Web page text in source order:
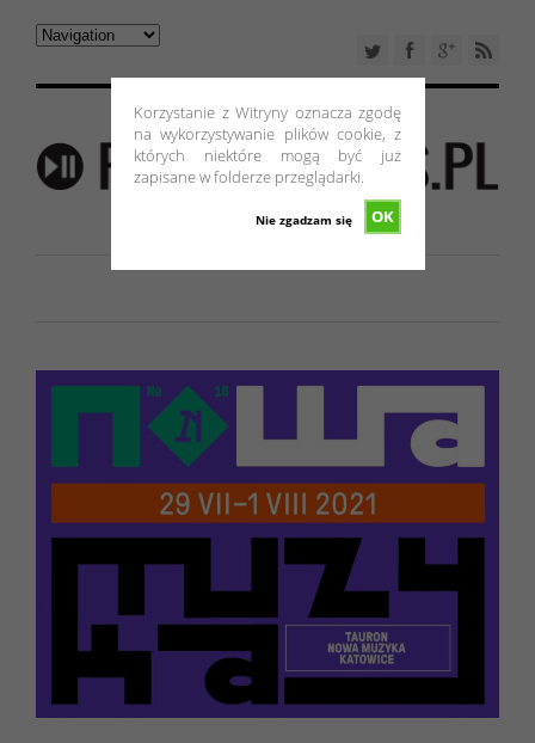
Korzystanie z Witryny oznacza zgodę
na wykorzystywanie plików cookie, z
których niektóre mogą być już
zapisane w folderze przeglądarki.
OK
Nie zgadzam się